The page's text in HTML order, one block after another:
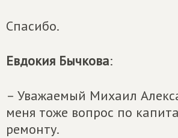
Спасибо.
Евдокия Бычкова:
– Уважаемый Михаил
меня тоже вопрос по
ремонту.